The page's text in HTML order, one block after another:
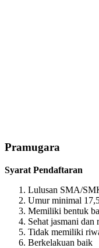
Pramugara
Syarat Pendaftaran
Lulusan SMA/
Umur minimal
Memiliki bentuk
Sehat jasmani dan
Tidak memiliki
Berkelakuan baik